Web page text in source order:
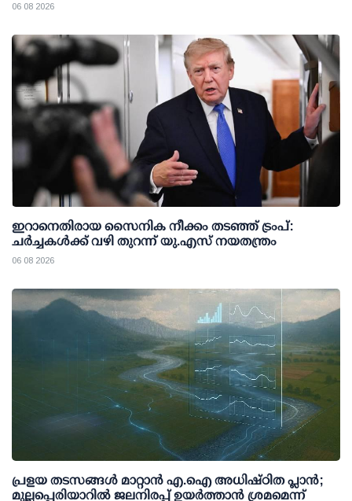
06 08 2026
ഇറാനെതിരായ സൈനിക നീക്കം തടഞ്ഞ് ട്രംപ്:
ചര്‍ച്ചകള്‍ക്ക് വഴി തുറന്ന് യു.എസ് നയതന്ത്രം
06 08 2026
പ്രളയ തടസങ്ങള്‍ മാറ്റാന്‍ എ.ഐ അധിഷ്ഠിത പ്ലാന്‍;
മുല്ലപ്പെരിയാറില്‍ ജലനിരപ്പ് ഉയര്‍ത്താന്‍ ശ്രമമെന്ന്